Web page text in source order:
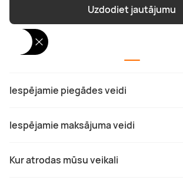
Iespējamie piegādes veidi
Iespējamie maksājuma veidi
Kur atrodas mūsu veikali
Uzdodiet jautājumu